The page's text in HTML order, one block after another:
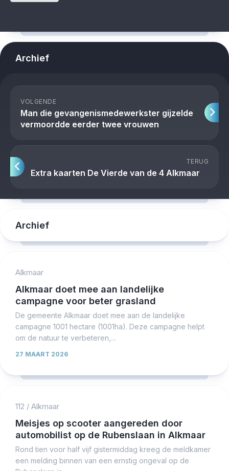
Archief
VOLGENDE
Man die gevangenismedewerkster gijzelde
vermoordde eerder twee vrouwen
TERUG
Extra kaarten De Vierde van de 4 Alkmaar
Archief
Alkmaar
Alkmaar doet mee aan landelijke
campagne voor beter grasland
De gemeente Alkmaar doet mee aan de landelijke
campagne 1001 hectare (1001ha). Deze campagne helpt
om de natuur te verbeteren,...
27 MAART 2026
112 / Alkmaar
Meisjes op scooter aangereden door
automobilist op de Rubenslaan in Alkmaar
Rond tien voor half vijf gistermiddag kreeg de meldkamer
een melding binnen van een ernstig ongeval op de